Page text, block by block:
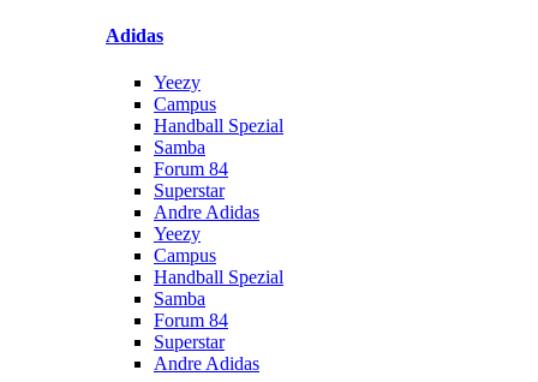
Adidas
Yeezy
Campus
Handball Spezial
Samba
Forum 84
Superstar
Andre Adidas
Yeezy
Campus
Handball Spezial
Samba
Forum 84
Superstar
Andre Adidas